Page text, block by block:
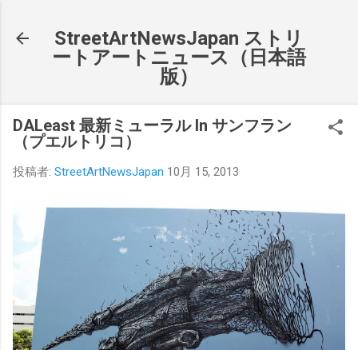
StreetArtNewsJapan ストリ
ートアートニュース（日本語
版）
DALeast 最新ミューラル In サンフラン
（プエルトリコ）
投稿者: StreetArtNewsJapan 10月 15, 2013